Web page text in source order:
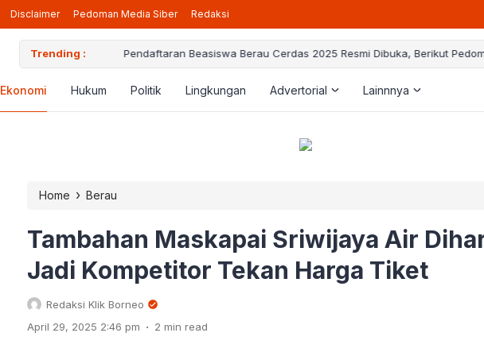
Disclaimer Pedoman Media Siber Redaksi
Trending : Pendaftaran Beasiswa Berau Cerdas 2025 Resmi Dibuka, Berikut Pedoman
Ekonomi Hukum Politik Lingkungan Advertorial Lainnnya
Home › Berau
Tambahan Maskapai Sriwijaya Air
Jadi Kompetitor Tekan Harga Tiket
Redaksi Klik Borneo
April 29, 2025 2:46 pm . 2 min read